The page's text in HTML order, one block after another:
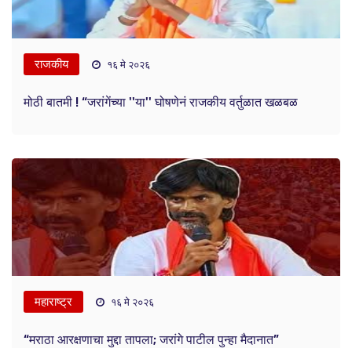
राजकीय १६ मे २०२६
मोठी बातमी ! “जरांगेंच्या ''या'' घोषणेनं राजकीय वर्तुळात खळबळ
महाराष्ट्र १६ मे २०२६
“मराठा आरक्षणाचा मुद्दा तापला; जरांगे पाटील पुन्हा मैदानात”